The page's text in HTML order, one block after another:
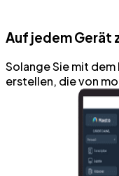
Auf jedem Gerät
Solange Sie mit
erstellen, die von